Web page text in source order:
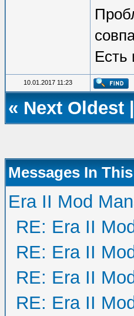
Есть
10.01.2017 11:23
« Next Oldest
Messages In
Era II Mod
RE: Era II
RE: Era II
RE: Era II
RE: Era II